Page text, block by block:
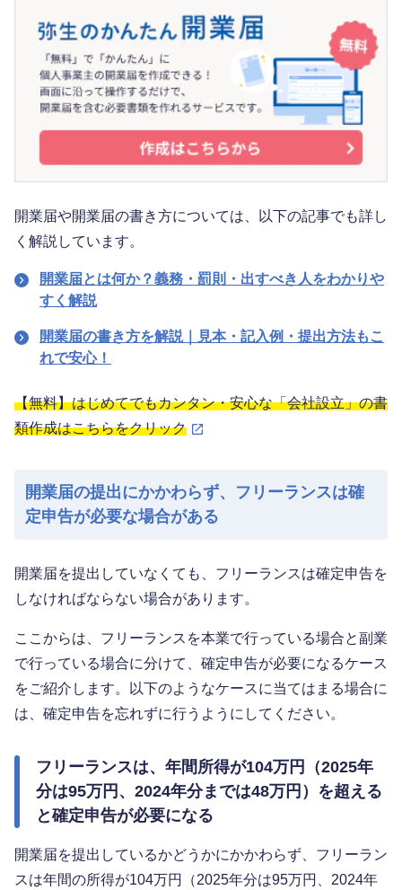
開業届や開業届の書き方については、以下の記事でも詳し
く解説しています。
開業届とは何か？義務・罰則・出すべき人をわかりや
すく解説
開業届の書き方を解説｜見本・記入例・提出方法もこ
れで安心！
【無料】はじめてでもカンタン・安心な「会社設立」の書
類作成はこちらをクリック
開業届の提出にかかわらず、フリーランスは確
定申告が必要な場合がある
開業届を提出していなくても、フリーランスは確定申告を
しなければならない場合があります。
ここからは、フリーランスを本業で行っている場合と副業
で行っている場合に分けて、確定申告が必要になるケース
をご紹介します。以下のようなケースに当てはまる場合に
は、確定申告を忘れずに行うようにしてください。
フリーランスは、年間所得が104万円（2025年
分は95万円、2024年分までは48万円）を超える
と確定申告が必要になる
開業届を提出しているかどうかにかかわらず、フリーラン
スは年間の所得が104万円（2025年分は95万円、2024年